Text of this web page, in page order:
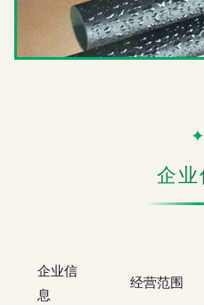
企业
企业信
息
经营范围